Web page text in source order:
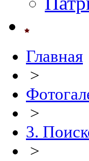
Главная
>
>
3.
>